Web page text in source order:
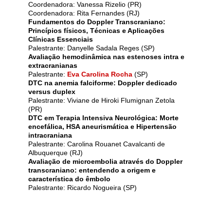
Coordenadora: Vanessa Rizelio (PR)
Coordenadora: Rita Fernandes (RJ)
Fundamentos do Doppler Transcraniano:
Princípios físicos, Técnicas e Aplicações
Clínicas Essenciais
Palestrante: Danyelle Sadala Reges (SP)
Avaliação hemodinâmica nas estenoses intra e
extracranianas
Palestrante: Eva Carolina Rocha (SP)
DTC na anemia falciforme: Doppler dedicado
versus duplex
Palestrante: Viviane de Hiroki Flumignan Zetola
(PR)
DTC em Terapia Intensiva Neurológica: Morte
encefálica, HSA aneurismática e Hipertensão
intracraniana
Palestrante: Carolina Rouanet Cavalcanti de
Albuquerque (RJ)
Avaliação de microembolia através do Doppler
transcraniano: entendendo a origem e
característica do êmbolo
Palestrante: Ricardo Nogueira (SP)